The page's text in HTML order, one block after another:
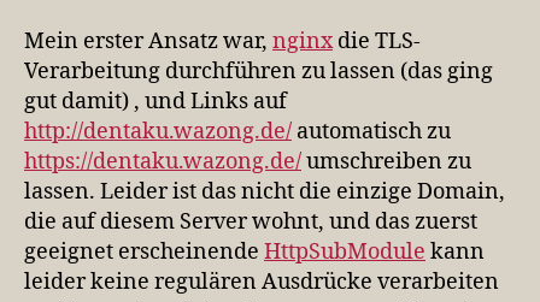
Mein erster Ansatz war, nginxdie TLS-
Verarbeitung durchführen zu lassen (das ging
gut damit) , und Links auf
http://dentaku.wazong.de/ automatisch zu
https://dentaku.wazong.de/umschreiben zu
lassen. Leider ist das nicht die einzige Domain,
die auf diesem Server wohnt, und das zuerst
geeignet erscheinende HttpSubModule kann
leider keine regulären Ausdrücke verarbeiten